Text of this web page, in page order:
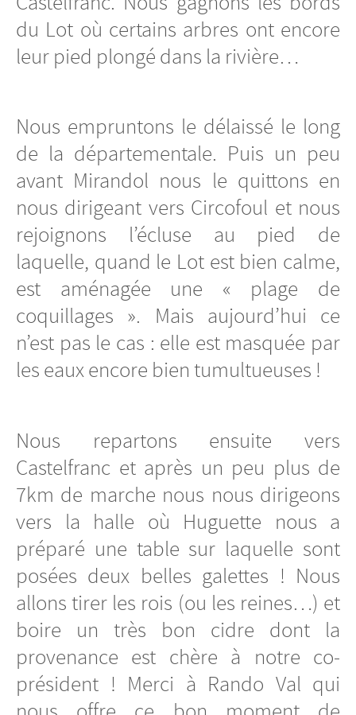
du Lot où certains arbres ont encore
leur pied plongé dans la rivière…
Nous empruntons le délaissé le long
de la départementale. Puis un peu
avant Mirandol nous le quittons en
nous dirigeant vers Circofoul et nous
rejoignons l’écluse au pied de
laquelle, quand le Lot est bien calme,
est aménagée une « plage de
coquillages ». Mais aujourd’hui ce
n’est pas le cas : elle est masquée par
les eaux encore bien tumultueuses !
Nous repartons ensuite vers
Castelfranc et après un peu plus de
7km de marche nous nous dirigeons
vers la halle où Huguette nous a
préparé une table sur laquelle sont
posées deux belles galettes ! Nous
allons tirer les rois (ou les reines…) et
boire un très bon cidre dont la
provenance est chère à notre co-
président ! Merci à Rando Val qui